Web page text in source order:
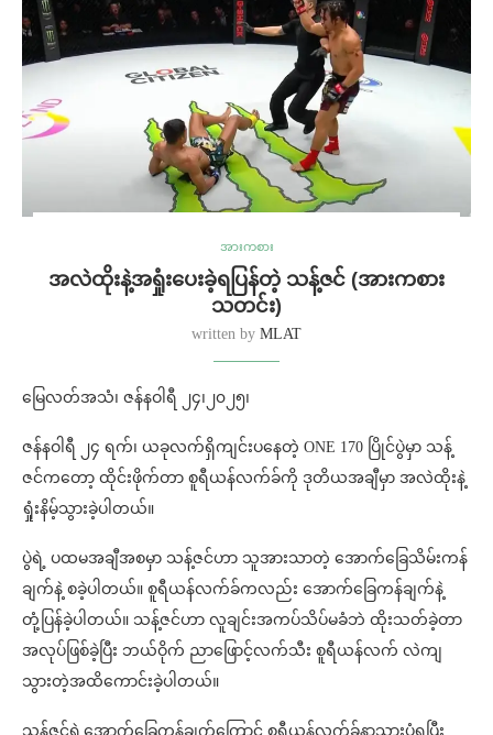
အားကစား
အလဲထိုးနဲ့အရှုံးပေးခဲ့ရပြန်တဲ့ သန့်ဇင် (အားကစား
သတင်း)
written by MLAT
မြေလတ်အသံ၊ ဇန်နဝါရီ ၂၄၊၂၀၂၅၊
ဇန်နဝါရီ ၂၄ ရက်၊ ယခုလက်ရှိကျင်းပနေတဲ့ ONE 170 ပြိုင်ပွဲမှာ သန့်
ဇင်ကတော့ ထိုင်းဖိုက်တာ စူရီယန်လက်ခ်ကို ဒုတိယအချီမှာ အလဲထိုးနဲ့
ရှုံးနိမ့်သွားခဲ့ပါတယ်။
ပွဲရဲ့ ပထမအချီအစမှာ သန့်ဇင်ဟာ သူအားသာတဲ့ အောက်ခြေသိမ်းကန်
ချက်နဲ့ စခဲ့ပါတယ်။ စူရီယန်လက်ခ်ကလည်း အောက်ခြေကန်ချက်နဲ့
တုံ့ပြန်ခဲ့ပါတယ်။ သန့်ဇင်ဟာ လူချင်းအကပ်သိပ်မခံဘဲ ထိုးသတ်ခဲ့တာ
အလုပ်ဖြစ်ခဲ့ပြီး ဘယ်ဝိုက် ညာဖြောင့်လက်သီး စူရီယန်လက် လဲကျ
သွားတဲ့အထိကောင်းခဲ့ပါတယ်။
သန့်ဇင်ရဲ့အောက်ခြေကန်ချက်ကြောင့် စူရီယန်လက်ခ်နာသွားပုံရပြီး